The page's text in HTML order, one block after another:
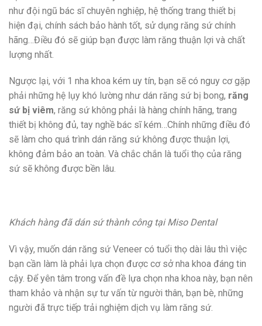
như đội ngũ bác sĩ chuyên nghiệp, hệ thống trang thiết bị
hiện đại, chính sách bảo hành tốt, sử dụng răng sứ chính
hãng…Điều đó sẽ giúp bạn được làm răng thuận lợi và chất
lượng nhất.
Ngược lại, với 1 nha khoa kém uy tín, bạn sẽ có nguy cơ gặp
phải những hệ lụy khó lường như dán răng sứ bị bong, răng
sứ bị viêm, răng sứ không phải là hàng chính hãng, trang
thiết bị không đủ, tay nghề bác sĩ kém…Chính những điều đó
sẽ làm cho quá trình dán răng sứ không được thuận lợi,
không đảm bảo an toàn. Và chắc chắn là tuổi thọ của răng
sứ sẽ không được bền lâu.
Khách hàng đã dán sứ thành công tại Miso Dental
Vì vậy, muốn dán răng sứ Veneer có tuổi thọ dài lâu thì việc
bạn cần làm là phải lựa chọn được cơ sở nha khoa đáng tin
cậy. Để yên tâm trong vấn đề lựa chọn nha khoa này, bạn nên
tham khảo và nhận sự tư vấn từ người thân, bạn bè, những
người đã trực tiếp trải nghiệm dịch vụ làm răng sứ.